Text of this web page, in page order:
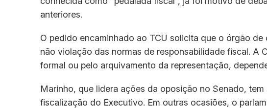
anteriores.
O pedido encaminhado ao TCU solicita que o órgão
não violação das normas de responsabilidade fiscal. A
formal ou pelo arquivamento da representação,
Marinho, que lidera ações da oposição no Senado,
fiscalização do Executivo. Em outras ocasiões, o